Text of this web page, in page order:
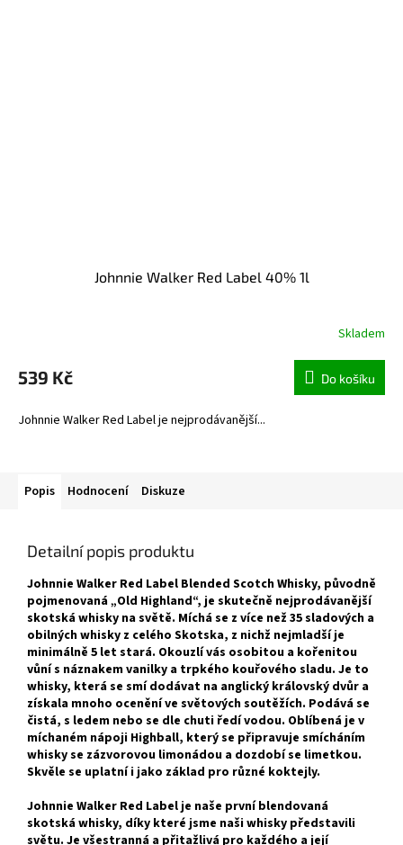
Johnnie Walker Red Label 40% 1l
Skladem
539 Kč Do košíku
Johnnie Walker Red Label je nejprodávanější...
Popis Hodnocení Diskuze
Detailní popis produktu
Johnnie Walker Red Label Blended Scotch Whisky, původně
pojmenovaná „Old Highland“, je skutečně nejprodávanější
skotská whisky na světě. Míchá se z více než 35 sladových a
obilných whisky z celého Skotska, z nichž nejmladší je
minimálně 5 let stará. Okouzlí vás osobitou a kořenitou
vůní s náznakem vanilky a trpkého kouřového sladu. Je to
whisky, která se smí dodávat na anglický královský dvůr a
získala mnoho ocenění ve světových soutěžích. Podává se
čistá, s ledem nebo se dle chuti ředí vodou. Oblíbená je v
míchaném nápoji Highball, který se připravuje smícháním
whisky se zázvorovou limonádou a dozdobí se limetkou.
Skvěle se uplatní i jako základ pro různé koktejly.
Johnnie Walker Red Label je naše první blendovaná
skotská whisky, díky které jsme naši whisky představili
světu. Je všestranná a přitažlivá pro každého a její